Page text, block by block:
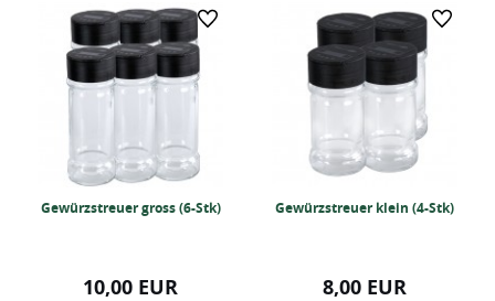
Gewürzstreuer gross (6-Stk)
10,00 EUR
Gewürzstreuer klein (4-Stk)
8,00 EUR